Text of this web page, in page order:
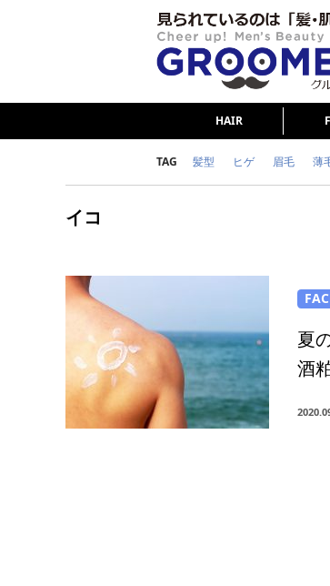
HAIR
TAG 髪型 ヒゲ 眉毛 薄
イコ
夏
酒